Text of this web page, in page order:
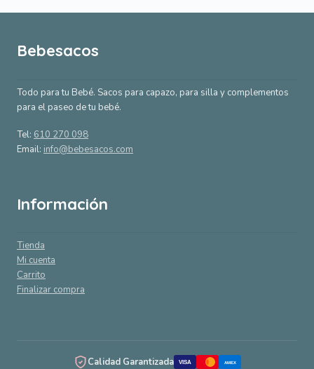
Bebesacos
Todo para tu Bebé. Sacos para capazo, para silla y complementos
para el paseo de tu bebé.
Tel: 610 270 098
Email: info@bebesacos.com
Información
Tienda
Mi cuenta
Carrito
Finalizar compra
Calidad Garantizada VISA AMEX